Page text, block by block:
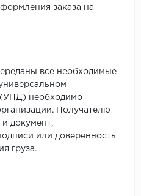
заказа на
все необходимые
(УПД) необходимо
Получателю
документ,
или доверенность
груза.